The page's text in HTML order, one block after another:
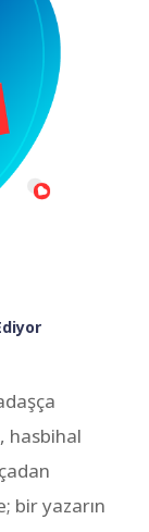
hasbihal
bir yazarın